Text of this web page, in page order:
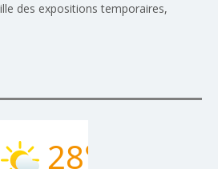
des expositions temporaires,